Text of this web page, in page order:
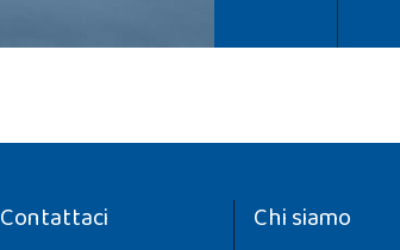
Contattaci Chi siamo